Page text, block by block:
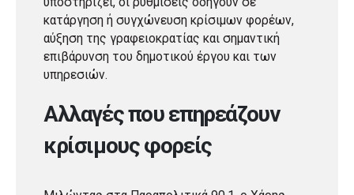
κατάργηση ή συγχώνευση κρίσιμων φορέων,
αύξηση της γραφειοκρατίας και σημαντική
επιβάρυνση του δημοτικού έργου και των
υπηρεσιών.
Αλλαγές που επηρεάζουν
κρίσιμους φορείς